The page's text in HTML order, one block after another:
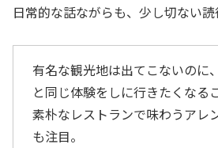
日常的な話ながらも、少し切ない読
有名な観光地は出てこないのに
と同じ体験をしに行きたくなる
素朴なレストランで味わうアレ
も注目。